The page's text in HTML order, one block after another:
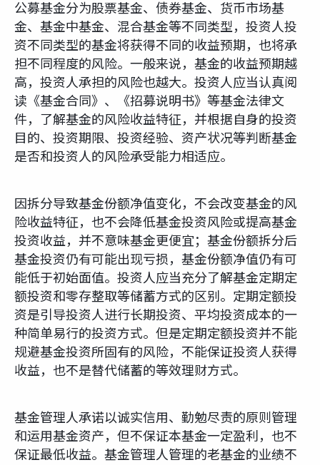
公募基金分为股票基金、债券基金、货币市场基
金、基金中基金、混合基金等不同类型，投资人投
资不同类型的基金将获得不同的收益预期，也将承
担不同程度的风险。一般来说，基金的收益预期越
高，投资人承担的风险也越大。投资人应当认真阅
读《基金合同》、《招募说明书》等基金法律文
件，了解基金的风险收益特征，并根据自身的投资
目的、投资期限、投资经验、资产状况等判断基金
是否和投资人的风险承受能力相适应。
因拆分导致基金份额净值变化，不会改变基金的风
险收益特征，也不会降低基金投资风险或提高基金
投资收益，并不意味基金更便宜；基金份额拆分后
基金投资仍有可能出现亏损，基金份额净值仍有可
能低于初始面值。投资人应当充分了解基金定期定
额投资和零存整取等储蓄方式的区别。定期定额投
资是引导投资人进行长期投资、平均投资成本的一
种简单易行的投资方式。但是定期定额投资并不能
规避基金投资所固有的风险，不能保证投资人获得
收益，也不是替代储蓄的等效理财方式。
基金管理人承诺以诚实信用、勤勉尽责的原则管理
和运用基金资产，但不保证本基金一定盈利，也不
保证最低收益。基金管理人管理的老基金的业绩不